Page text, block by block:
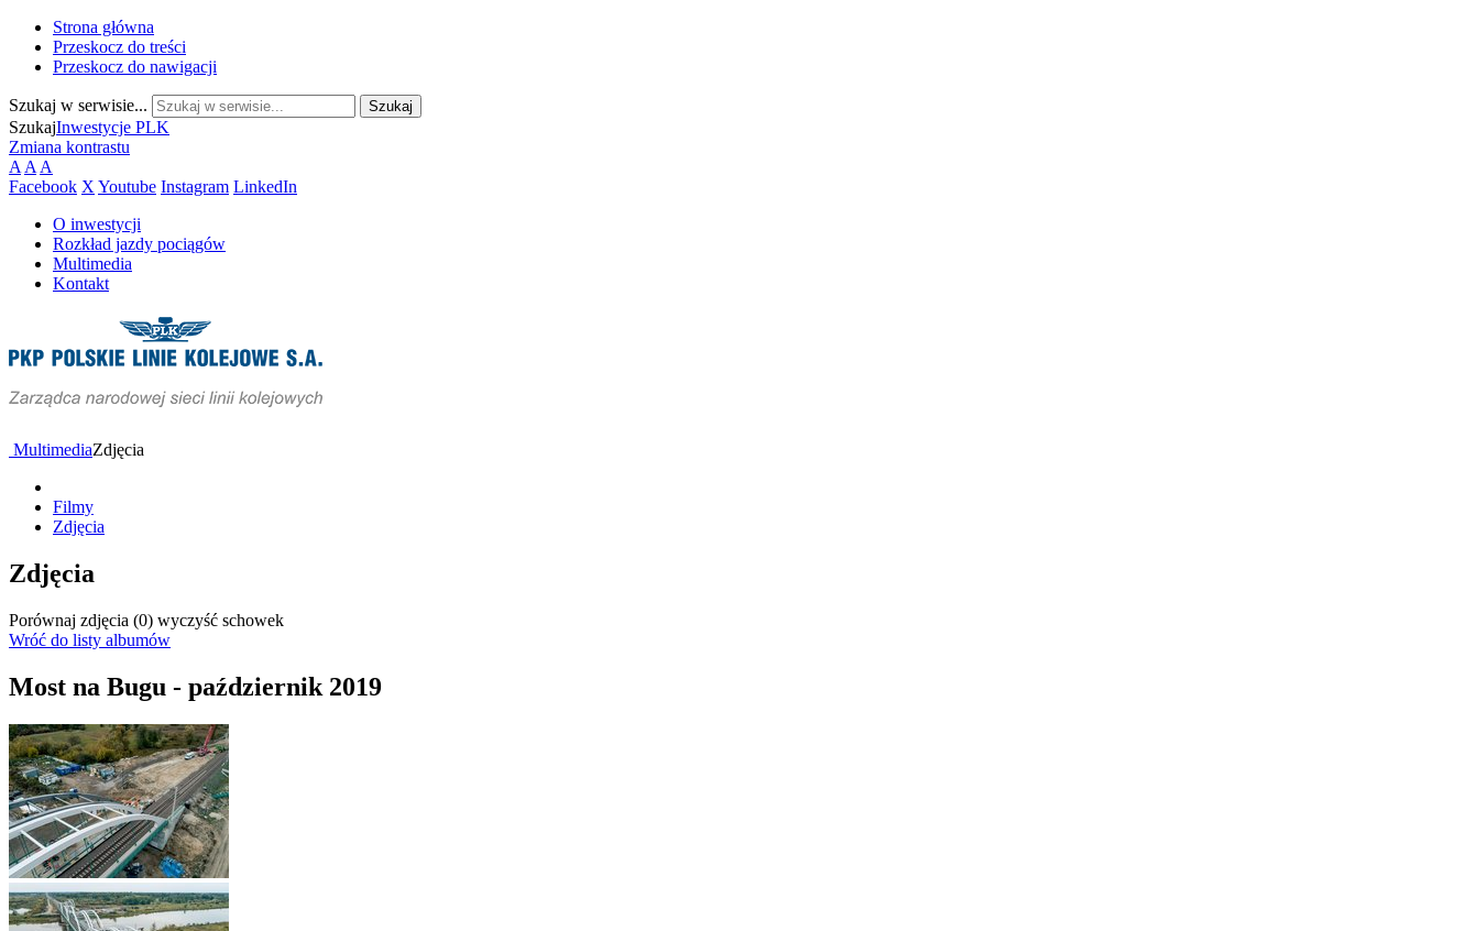
Strona główna
Przeskocz do treści
Przeskocz do nawigacji
Szukaj w serwisie...
SzukajInwestycje PLK
Zmiana kontrastu
A A A
Facebook X Youtube Instagram LinkedIn
O inwestycji
Rozkład jazdy pociągów
Multimedia
Kontakt
MultimediaZdjęcia
Filmy
Zdjęcia
Zdjęcia
Porównaj zdjęcia (0) wyczyść schowek
Wróć do listy albumów
Most na Bugu - październik 2019